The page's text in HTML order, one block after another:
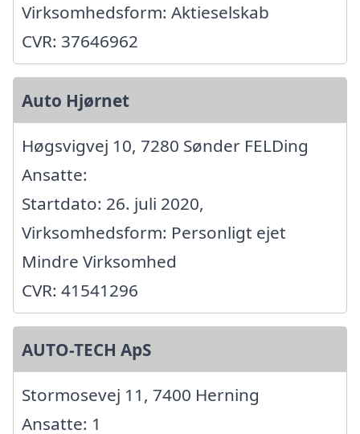
Virksomhedsform: Aktieselskab
CVR: 37646962
Auto Hjørnet
Høgsvigvej 10, 7280 Sønder FELDing
Ansatte:
Startdato: 26. juli 2020,
Virksomhedsform: Personligt ejet
Mindre Virksomhed
CVR: 41541296
AUTO-TECH ApS
Stormosevej 11, 7400 Herning
Ansatte: 1